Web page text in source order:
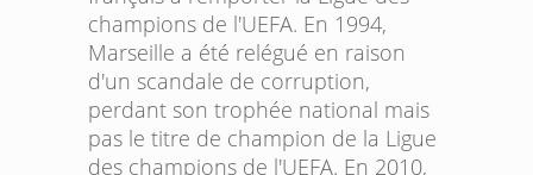
champions de l'UEFA. En 1994,
Marseille a été relégué en raison
d'un scandale de corruption,
perdant son trophée national mais
pas le titre de champion de la Ligue
des champions de l'UEFA. En 2010,